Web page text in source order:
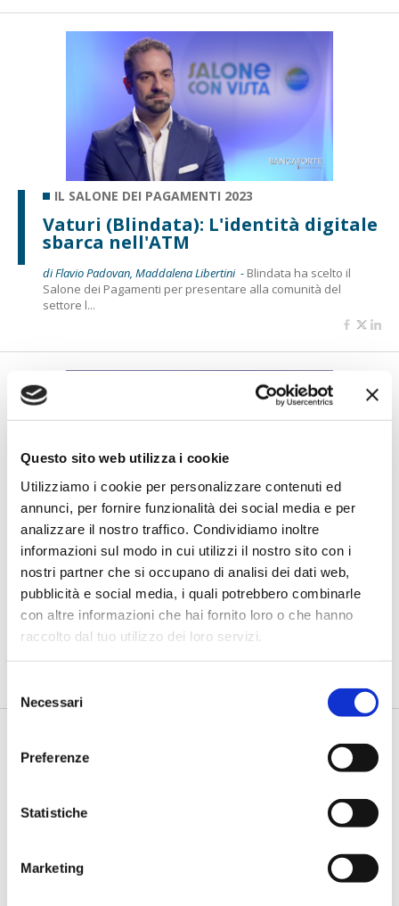
Questo sito web utilizza i cookie
Utilizziamo i cookie per personalizzare contenuti ed
annunci, per fornire funzionalità dei social media e per
analizzare il nostro traffico. Condividiamo inoltre
informazioni sul modo in cui utilizzi il nostro sito con i
nostri partner che si occupano di analisi dei dati web,
pubblicità e social media, i quali potrebbero combinarle
con altre informazioni che hai fornito loro o che hanno
raccolto dal tuo utilizzo dei loro servizi.
delNecessari
Preferenze
Statistiche
Marketing
IL SALONE DEI PAGAMENTI 2023
Vaturi (Blindata): L'identità digitale
sbarca nell'ATM
di Flavio Padovan, Maddalena Libertini - Blindata ha scelto il
Salone dei Pagamenti per presentare alla comunità del
settore l...
IL SALONE DEI PAGAMENTI 2023
Conti virtuali, con VAM di Intesa
Sanpaolo si gestiscono in modalità
self-service
di Flavio Padovan, Maddalena Libertini - Si chiama VAM - Virtual
Account Management la piattaforma innovativa che Intesa
Sanpa...